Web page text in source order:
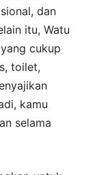
dan
itu, Watu
cukup
toilet,
kamu
selama